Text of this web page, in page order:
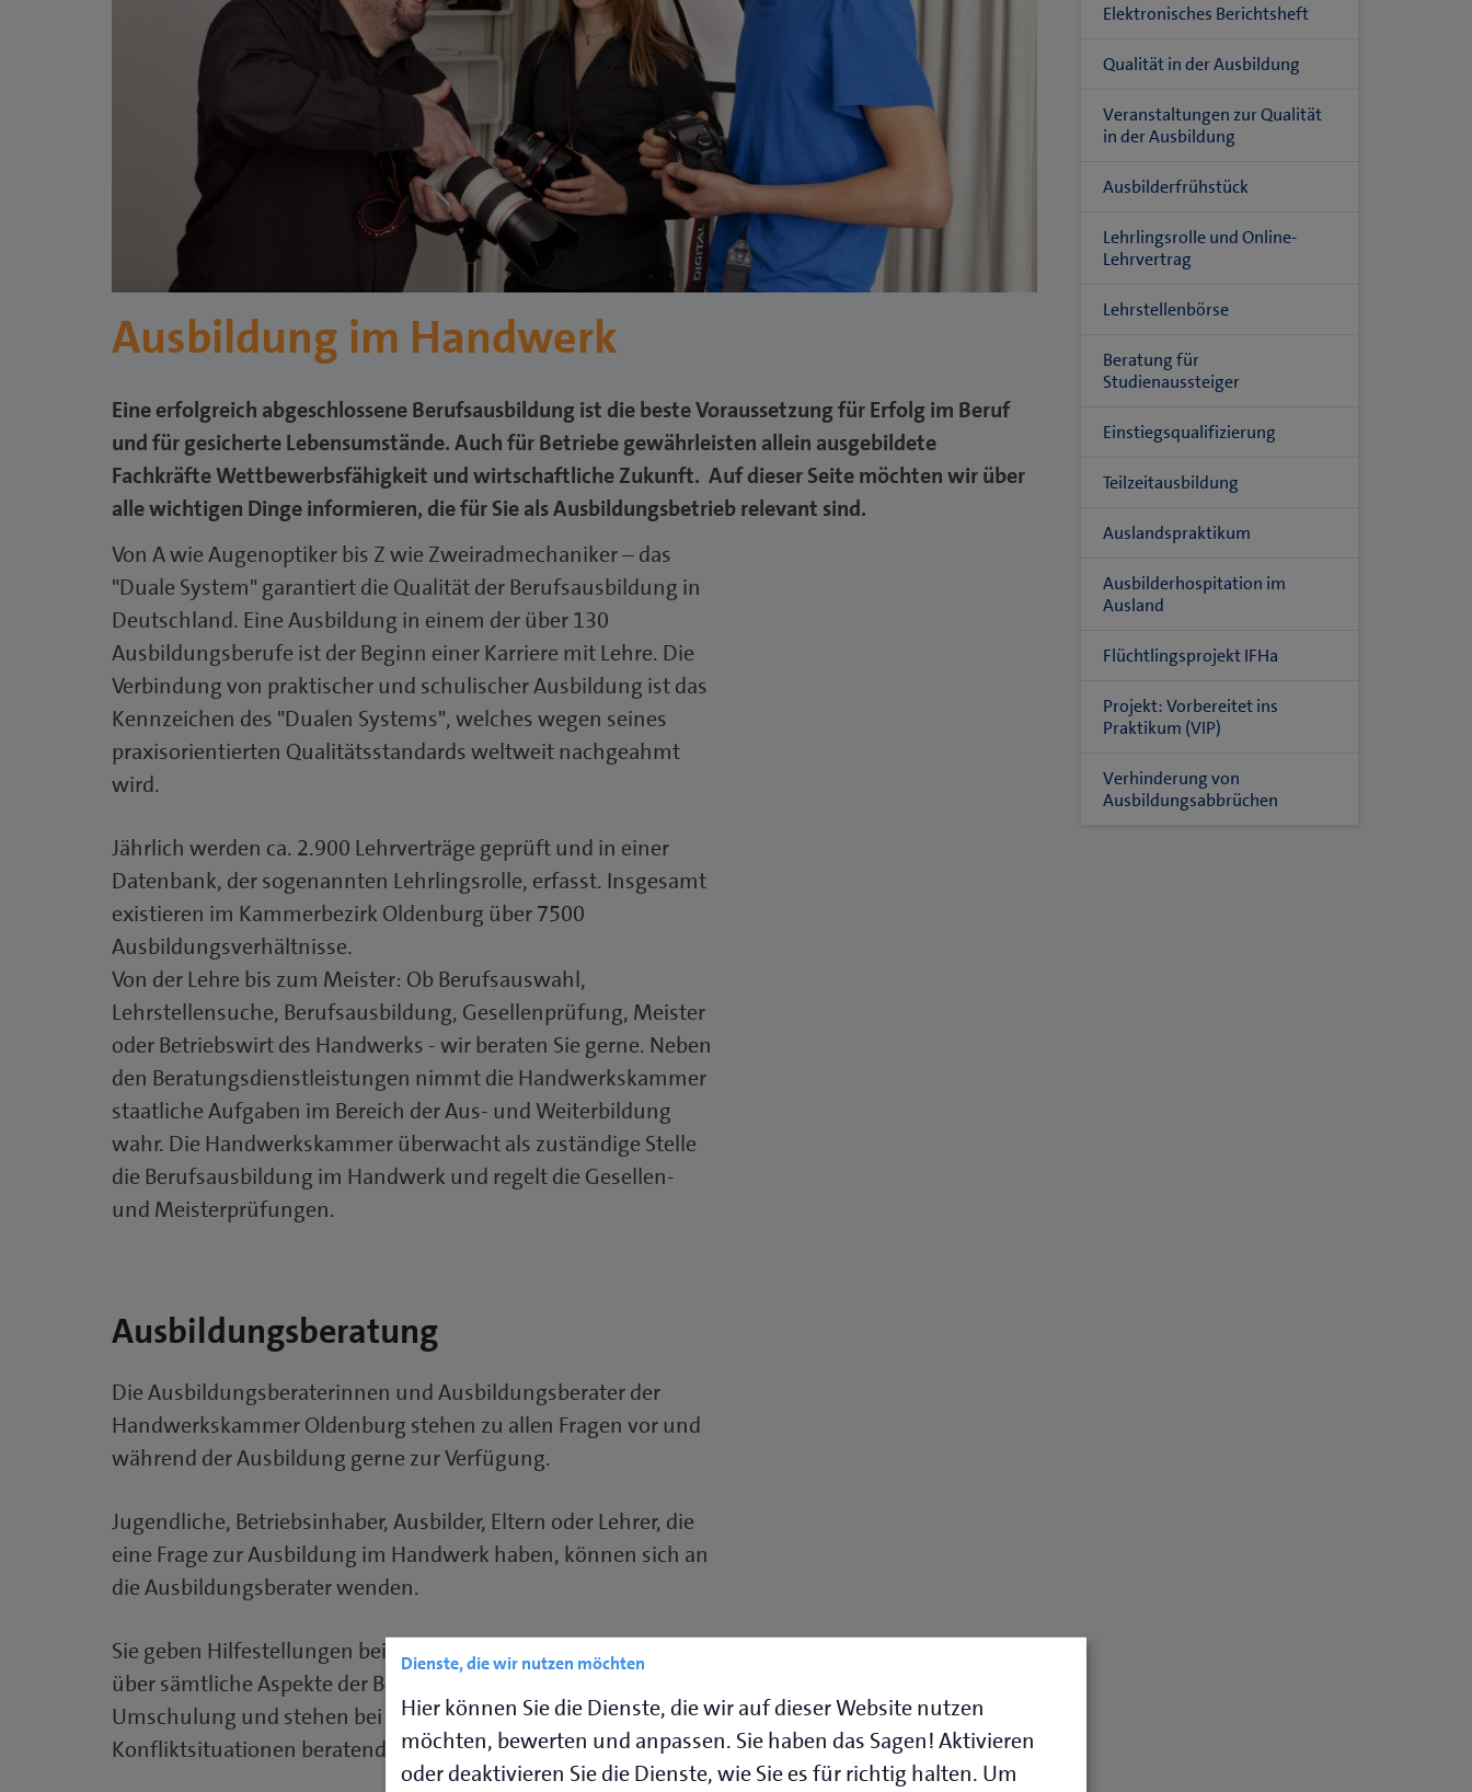
Elektronisches Berichtsheft
Qualität in der Ausbildung
Veranstaltungen zur Qualität
in der Ausbildung
Ausbilderfrühstück
Lehrlingsrolle und Online-
Lehrvertrag
Lehrstellenbörse
Beratung für
Studienaussteiger
Einstiegsqualifizierung
Teilzeitausbildung
Auslandspraktikum
Ausbilderhospitation im
Ausland
Flüchtlingsprojekt IFHa
Projekt: Vorbereitet ins
Praktikum (VIP)
Verhinderung von
Ausbildungsabbrüchen
Ausbildung im Handwerk
Eine erfolgreich abgeschlossene Berufsausbildung ist die beste Voraussetzung für Erfolg im Beruf
und für gesicherte Lebensumstände. Auch für Betriebe gewährleisten allein ausgebildete
Fachkräfte Wettbewerbsfähigkeit und wirtschaftliche Zukunft. Auf dieser Seite möchten wir über
alle wichtigen Dinge informieren, die für Sie als Ausbildungsbetrieb relevant sind.
Von A wie Augenoptiker bis Z wie Zweiradmechaniker – das
"Duale System" garantiert die Qualität der Berufsausbildung in
Deutschland. Eine Ausbildung in einem der über 130
Ausbildungsberufe ist der Beginn einer Karriere mit Lehre. Die
Verbindung von praktischer und schulischer Ausbildung ist das
Kennzeichen des "Dualen Systems", welches wegen seines
praxisorientierten Qualitätsstandards weltweit nachgeahmt
wird.
Jährlich werden ca. 2.900 Lehrverträge geprüft und in einer
Datenbank, der sogenannten Lehrlingsrolle, erfasst. Insgesamt
existieren im Kammerbezirk Oldenburg über 7500
Ausbildungsverhältnisse.
Von der Lehre bis zum Meister: Ob Berufsauswahl,
Lehrstellensuche, Berufsausbildung, Gesellenprüfung, Meister
oder Betriebswirt des Handwerks - wir beraten Sie gerne. Neben
den Beratungsdienstleistungen nimmt die Handwerkskammer
staatliche Aufgaben im Bereich der Aus- und Weiterbildung
wahr. Die Handwerkskammer überwacht als zuständige Stelle
die Berufsausbildung im Handwerk und regelt die Gesellen-
und Meisterprüfungen.
Ausbildungsberatung
Die Ausbildungsberaterinnen und Ausbildungsberater der
Handwerkskammer Oldenburg stehen zu allen Fragen vor und
während der Ausbildung gerne zur Verfügung.
Jugendliche, Betriebsinhaber, Ausbilder, Eltern oder Lehrer, die
eine Frage zur Ausbildung im Handwerk haben, können sich an
die Ausbildungsberater wenden.
Sie geben Hilfestellungen bei Erstausbildungen, informieren
über sämtliche Aspekte der Berufsausbildung oder auch
Umschulung und stehen bei Ausbildungsproblemen und
Konfliktsituationen beratend zur Seite.
Dienste, die wir nutzen möchten
Hier können Sie die Dienste, die wir auf dieser Website nutzen
möchten, bewerten und anpassen. Sie haben das Sagen! Aktivieren
oder deaktivieren Sie die Dienste, wie Sie es für richtig halten. Um